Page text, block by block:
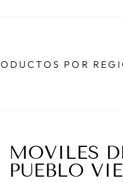
POR
MOVILES
PUEBLO